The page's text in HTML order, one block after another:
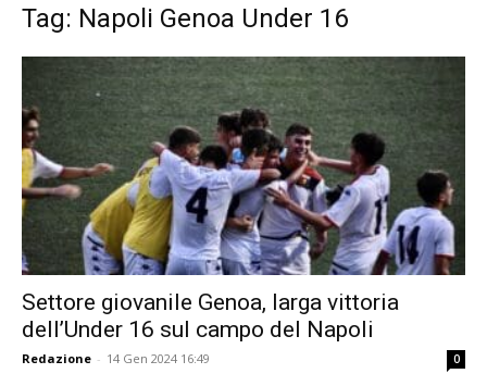
Tag: Napoli Genoa Under 16
Settore giovanile Genoa, larga vittoria
dell’Under 16 sul campo del Napoli
Redazione - 14 Gen 2024 16:49 0